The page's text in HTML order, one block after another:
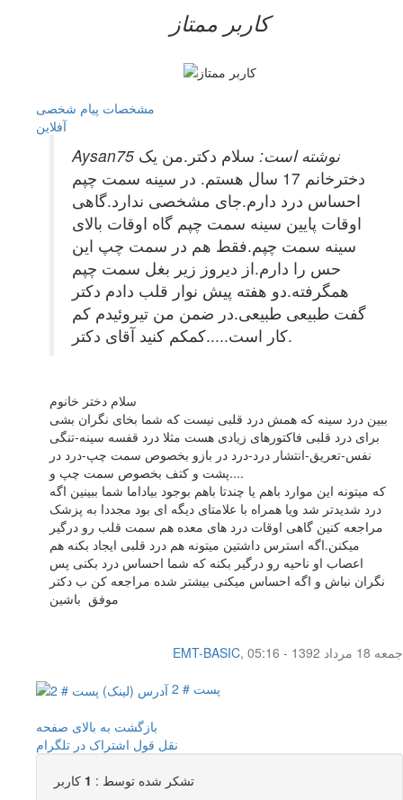
کاربر ممتاز
مشخصات پیام شخصی
آفلاين
Aysan75 نوشته است: سلام دکتر.من یک
دخترخانم 17 سال هستم. در سینه سمت چپم
احساس درد دارم.جای مشخصی ندارد.گاهی
اوقات پایین سینه سمت چپم گاه اوقات بالای
سینه سمت چپم.فقط هم در سمت چپ این
حس را دارم.از دیروز زیر بغل سمت چپم
همگرفته.دو هفته پیش نوار قلب دادم دکتر
گفت طبیعی طبیعی.در ضمن من تیروئیدم کم
کار است.....کمکم کنید آقای دکتر.
سلام دختر خانوم
ببین درد سینه که همش درد قلبی نیست که شما بخای نگران بشی
برای درد قلبی فاکتورهای زیادی هست مثلا درد قفسه سینه-تنگی
نفس-تعریق-انتشار درد-درد در بازو بخصوص سمت چپ-درد در
پشت و کتف بخصوص سمت چپ و....
که میتونه این موارد باهم یا چندتا باهم بوجود بیاداما شما ببینین اگه
درد شدیدتر شد ویا همراه با علامتای دیگه ای بود مجددا به پزشک
مراجعه کنین گاهی اوقات درد های معده هم سمت قلب رو درگیر
میکنن.اگه استرس داشتین میتونه هم درد قلبی ایجاد بکنه هم
اعصاب او ناحیه رو درگیر بکنه که شما احساس درد بکنی پس
نگران نباش و اگه احساس میکنی بیشتر شده مراجعه کن ب دکتر
موفق باشین
EMT-BASIC,
جمعه 18 مرداد 1392 - 05:16
پست # 2
بازگشت به بالای صفحه
نقل قول اشتراک در تلگرام
تشکر شده توسط : 1 کاربر